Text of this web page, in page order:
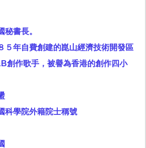
書長。
５年自費創建的崑山經濟技術開發區
創作歌手，被譽為香港的創作四小
科學院外籍院士稱號